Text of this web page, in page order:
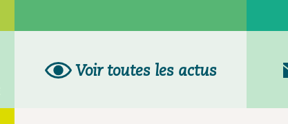
Voir toutes les actus